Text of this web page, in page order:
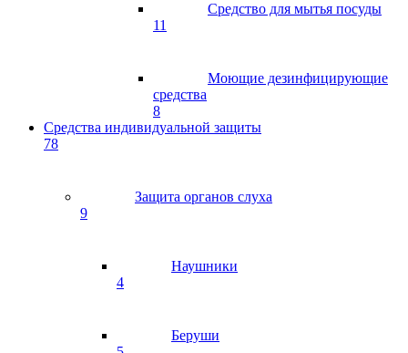
Средство для мытья посуды
11
Моющие дезинфицирующие
средства
8
Средства индивидуальной защиты
78
Защита органов слуха
9
Наушники
4
Беруши